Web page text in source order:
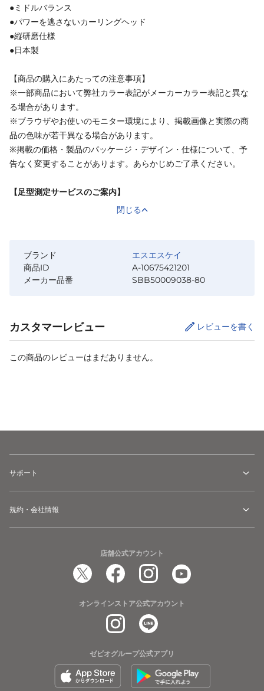
●ミドルバランス
●パワーを逃さないカーリングヘッド
●縦研磨仕様
●日本製
【商品の購入にあたっての注意事項】
※一部商品において弊社カラー表記がメーカーカラー表記と異な
る場合があります。
※ブラウザやお使いのモニター環境により、掲載画像と実際の商
品の色味が若干異なる場合があります。
※掲載の価格・製品のパッケージ・デザイン・仕様について、予
告なく変更することがあります。あらかじめご了承ください。
【足型測定サービスのご案内】
閉じる
ブランド
エスエスケイ
商品ID
A-10675421201
メーカー品番
SBB50009038-80
カスタマーレビュー レビューを書く
この商品のレビューはまだありません。
サポート
規約・会社情報
店舗公式アカウント
オンラインストア公式アカウント
ゼビオグループ公式アプリ